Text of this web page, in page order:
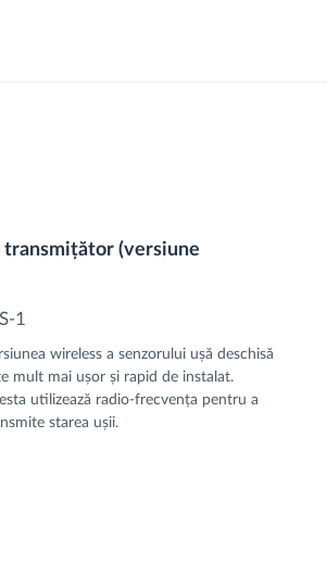
transmițător (versiune
1
wireless a senzorului ușă deschisă
mult mai ușor și rapid de instalat.
utilizează radio-frecvența pentru a
starea ușii.